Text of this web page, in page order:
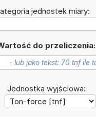
jednostek miary:
do przeliczenia:
Jednostka wyjściowa: